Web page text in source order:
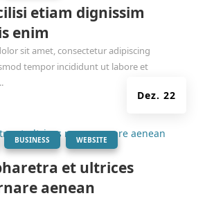
etiam dignissim
enim
Dez. 22
sit amet, consectetur adipiscing
tempor incididunt ut labore et
et ultrices
aenean
BUSINESS WEBSITE